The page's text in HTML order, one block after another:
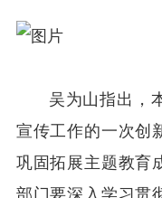
吴为山指出，
宣传工作的一次创
巩固拓展主题教育
部门要深入学习贯